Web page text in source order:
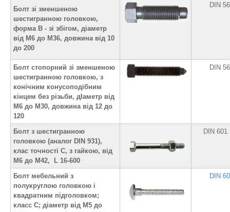
Болт зі зменшеною
шестигранною головкою,
форма В - зі збігом, діаметр
від М6 до М36, довжина від 10
до 200
DIN
Болт стопорний зі зменшеною
шестигранною головкою, з
конічним конусоподібним
кінцем без різьби, дІаметр від
М6 до М30, довжина від 12 до
120
DIN
Болт з шестигранною
головкою (аналог DIN 931),
клас точності С, з гайкою, від
М6 до М42, L 16-600
DIN 601
Болт мебельний з
полукруглою головкою і
квадратним підголовком;
класс С; діаметр від М5 до
DIN